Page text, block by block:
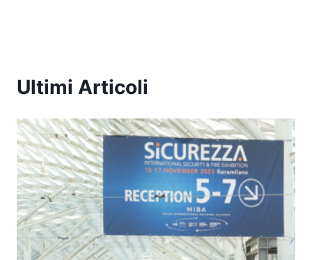
Ultimi Articoli